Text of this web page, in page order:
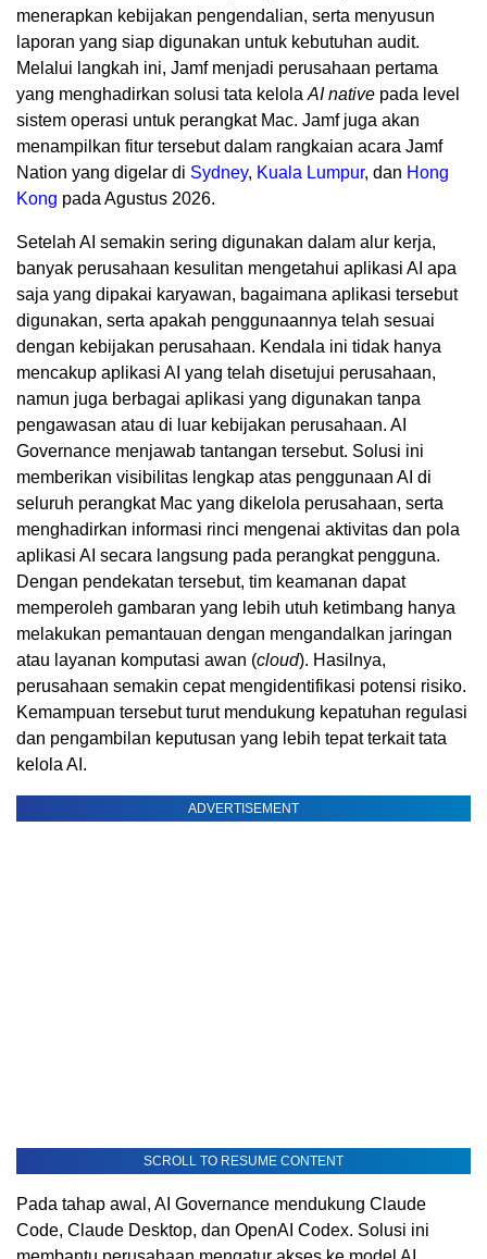
menerapkan kebijakan pengendalian, serta menyusun
laporan yang siap digunakan untuk kebutuhan audit.
Melalui langkah ini, Jamf menjadi perusahaan pertama
yang menghadirkan solusi tata kelola AI native pada level
sistem operasi untuk perangkat Mac. Jamf juga akan
menampilkan fitur tersebut dalam rangkaian acara Jamf
Nation yang digelar di Sydney, Kuala Lumpur, dan Hong
Kong pada Agustus 2026.
Setelah AI semakin sering digunakan dalam alur kerja,
banyak perusahaan kesulitan mengetahui aplikasi AI apa
saja yang dipakai karyawan, bagaimana aplikasi tersebut
digunakan, serta apakah penggunaannya telah sesuai
dengan kebijakan perusahaan. Kendala ini tidak hanya
mencakup aplikasi AI yang telah disetujui perusahaan,
namun juga berbagai aplikasi yang digunakan tanpa
pengawasan atau di luar kebijakan perusahaan. AI
Governance menjawab tantangan tersebut. Solusi ini
memberikan visibilitas lengkap atas penggunaan AI di
seluruh perangkat Mac yang dikelola perusahaan, serta
menghadirkan informasi rinci mengenai aktivitas dan pola
aplikasi AI secara langsung pada perangkat pengguna.
Dengan pendekatan tersebut, tim keamanan dapat
memperoleh gambaran yang lebih utuh ketimbang hanya
melakukan pemantauan dengan mengandalkan jaringan
atau layanan komputasi awan (cloud). Hasilnya,
perusahaan semakin cepat mengidentifikasi potensi risiko.
Kemampuan tersebut turut mendukung kepatuhan regulasi
dan pengambilan keputusan yang lebih tepat terkait tata
kelola AI.
ADVERTISEMENT
SCROLL TO RESUME CONTENT
Pada tahap awal, AI Governance mendukung Claude
Code, Claude Desktop, dan OpenAI Codex. Solusi ini